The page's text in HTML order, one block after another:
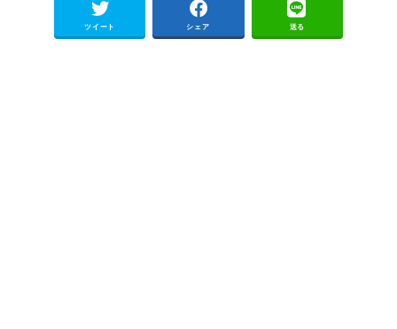
ツイート シェア 送る